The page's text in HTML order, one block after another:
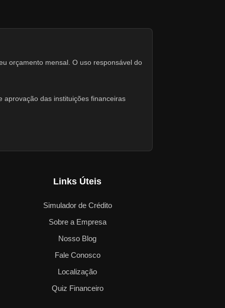
orçamento mensal. O uso responsável do
aprovação das instituições financeiras
Links Úteis
Simulador de Crédito
Sobre a Empresa
Nosso Blog
Fale Conosco
Localização
Quiz Financeiro